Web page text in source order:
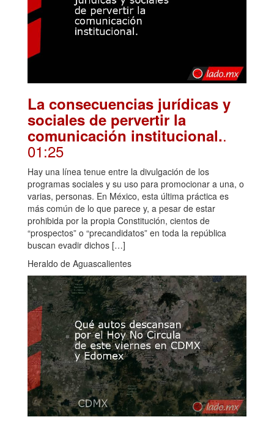
La consecuencias jurídicas y
sociales de pervertir la
comunicación institucional..
01:25
Hay una línea tenue entre la divulgación de los
programas sociales y su uso para promocionar a una, o
varias, personas. En México, esta última práctica es
más común de lo que parece y, a pesar de estar
prohibida por la propia Constitución, cientos de
“prospectos” o “precandidatos” en toda la república
buscan evadir dichos […]
Heraldo de Aguascalientes